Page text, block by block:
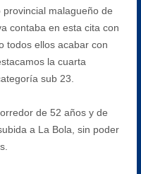
malagueño de
contaba en esta cita con
todos ellos acabar con
la cuarta
sub 23.
de 52 años y de
a La Bola, sin poder